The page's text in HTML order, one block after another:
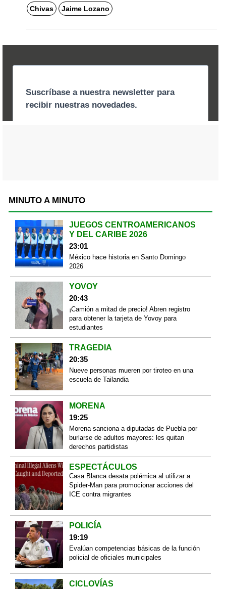
Chivas Jaime Lozano
MINUTO A MINUTO
JUEGOS CENTROAMERICANOS
Y DEL CARIBE 2026
23:01
México hace historia en Santo Domingo
2026
YOVOY
20:43
¡Camión a mitad de precio! Abren registro
para obtener la tarjeta de Yovoy para
estudiantes
TRAGEDIA
20:35
Nueve personas mueren por tiroteo en una
escuela de Tailandia
MORENA
19:25
Morena sanciona a diputadas de Puebla por
burlarse de adultos mayores: les quitan
derechos partidistas
ESPECTÁCULOS
Casa Blanca desata polémica al utilizar a
Spider-Man para promocionar acciones del
ICE contra migrantes
POLICÍA
19:19
Evalúan competencias básicas de la función
policial de oficiales municipales
CICLOVÍAS